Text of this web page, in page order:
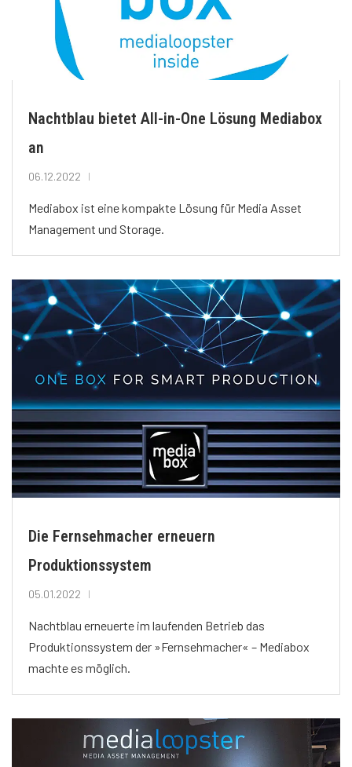
Nachtblau bietet All-in-One Lösung Mediabox
an
06.12.2022
Mediabox ist eine kompakte Lösung für Media Asset
Management und Storage.
Die Fernsehmacher erneuern
Produktionssystem
05.01.2022
Nachtblau erneuerte im laufenden Betrieb das
Produktionssystem der »Fernsehmacher« – Mediabox
machte es möglich.